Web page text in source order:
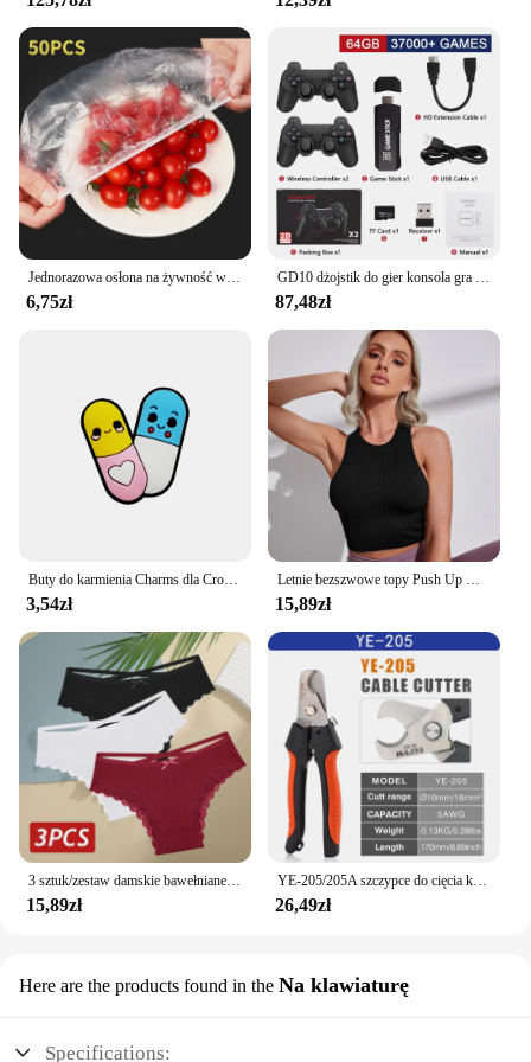
Crafted from high-grade ABS plastic, this car stereo
is built to withstand the rigors of daily use. Its
robust construction ensures that it can withstand the
vibrations and temperature fluctuations typically
experienced in a vehicle. The 100807035
Samochodowy odtwarzacz multimedialny is not just
a car accessory; it's a reliable companion for all
your driving needs. Whether you're a wholesaler,
vendor, or an individual looking for a top-quality
car stereo, this product is sure to meet your
6,75zł 87,48zł
3,54zł 15,89zł
3 sztuk/zestaw damskie bawełniane majtki seksowne brazylijskie majtki z niską koronką, wydrążone miękkie oddychająca bielizna kobieca kokarda S-XL bielizny
15,89zł
YE-205/205A szczypce do cięcia kabli poziom przemysłowy zdolność cięcia 24mm 2/38 mm2 średnica 10mm/16mm 5 cr13 narzędzia stalowe
26,49zł
Here are the products found in the Na klawiaturę
Specifications: